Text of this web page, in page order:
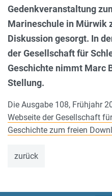
Gedenkveranstaltung
Marineschule in Mürwik
Diskussion gesorgt. In
der Gesellschaft für
Geschichte nimmt Marc
Stellung.
Die Ausgabe 108, Frühjahr
Webseite der Gesellschaft
Geschichte zum freien
zurück